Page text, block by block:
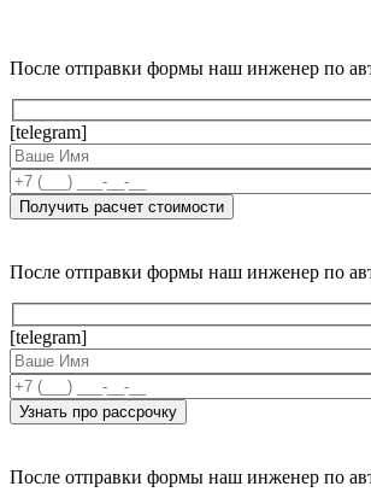
После отправки формы наш инженер по
[telegram]
После отправки формы наш инженер по
[telegram]
После отправки формы наш инженер по